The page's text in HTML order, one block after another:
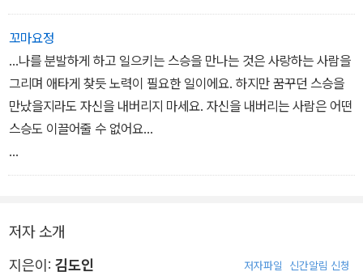
꼬마요정
...나를 분발하게 하고 일으키는 스승을 만나는 것은 사랑하는 사람을
그리며 애타게 찾듯 노력이 필요한 일이에요. 하지만 꿈꾸던 스승을
만났을지라도 자신을 내버리지 마세요. 자신을 내버리는 사람은 어떤
스승도 이끌어줄 수 없어요...
의존하거나 종속시키지 말아야 해요. 평소에 의심하고, 경계하고, 회
의하던 태도를 가졌어도 기다리던 가르침이나 스승, 단체를 만났을
저자 소개
지은이: 김도인 저자파일 신간알림 신청